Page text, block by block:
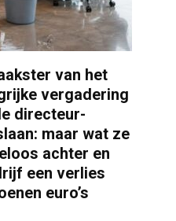
van het
vergadering
directeur-
maar wat ze
achter en
een verlies
euro’s